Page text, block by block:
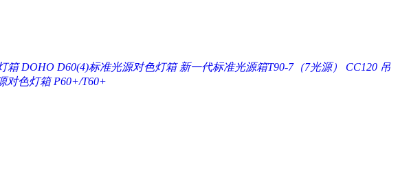
箱 DOHO D60(4)标准光源对色灯箱 新一代标准光源箱T90-7（7光源）
CC120 吊
对色灯箱 P60+/T60+